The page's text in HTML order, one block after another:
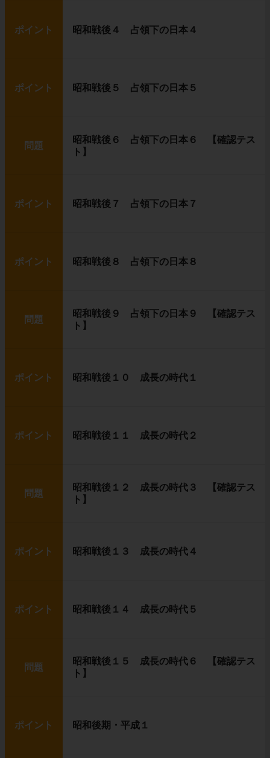
ポイント 昭和戦後４ 占領下の日本４
ポイント 昭和戦後５ 占領下の日本５
問題
昭和戦後６ 占領下の日本６ 【確認テス
ト】
ポイント 昭和戦後７ 占領下の日本７
ポイント 昭和戦後８ 占領下の日本８
問題
昭和戦後９ 占領下の日本９ 【確認テス
ト】
ポイント 昭和戦後１０ 成長の時代１
ポイント 昭和戦後１１ 成長の時代２
問題
昭和戦後１２ 成長の時代３ 【確認テス
ト】
ポイント 昭和戦後１３ 成長の時代４
ポイント 昭和戦後１４ 成長の時代５
問題
昭和戦後１５ 成長の時代６ 【確認テス
ト】
ポイント 昭和後期・平成１